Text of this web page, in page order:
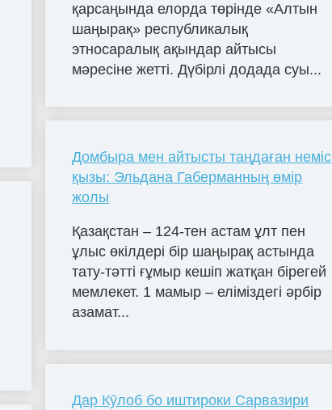
қарсаңында елорда төрінде «Алтын
шаңырақ» республикалық
этносаралық ақындар айтысы
мәресіне жетті. Дүбірлі додада суы...
Домбыра мен айтысты таңдаған неміс
қызы: Эльдана Габерманның өмір
жолы
Қазақстан – 124-тен астам ұлт пен
ұлыс өкілдері бір шаңырақ астында
тату-тәтті ғұмыр кешіп жатқан бірегей
мемлекет. 1 мамыр – еліміздегі әрбір
азамат...
Дар Кӯлоб бо иштироки Сарвазири